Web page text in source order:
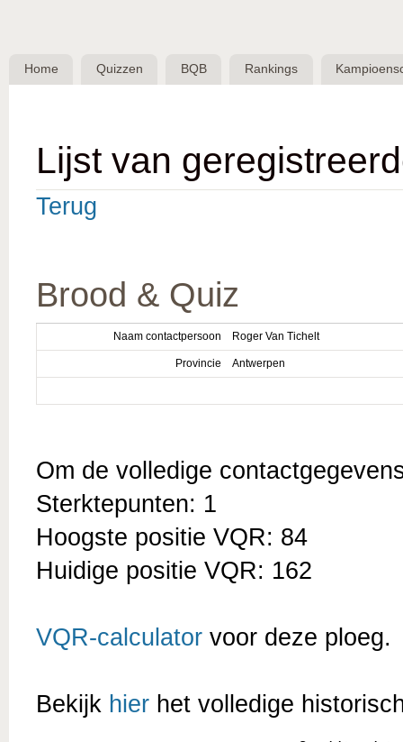
Belgische
QuizBond
Home Quizzen BQB Rankings
Lijst van
Terug
Brood & Quiz
Naam contactpersoon Roger Van Tichelt
Provincie Antwerpen
Om de volledige
Sterktepunten: 1
Hoogste positie VQR: 84
Huidige positie VQR: 162
VQR-calculator voor deze ploeg.
Bekijk hier het volledige